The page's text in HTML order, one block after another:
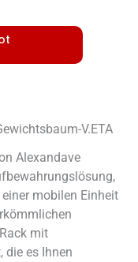
V.ETA
Alexandave
mobilen Einheit
mit
die es Ihnen